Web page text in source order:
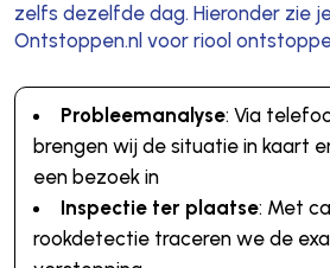
zelfs dezelfde dag. Hieronder zie
Ontstoppen.nl voor riool
Probleemanalyse: Via
brengen wij de situatie in kaart
een bezoek in
Inspectie ter plaatse: Met
rookdetectie traceren we de